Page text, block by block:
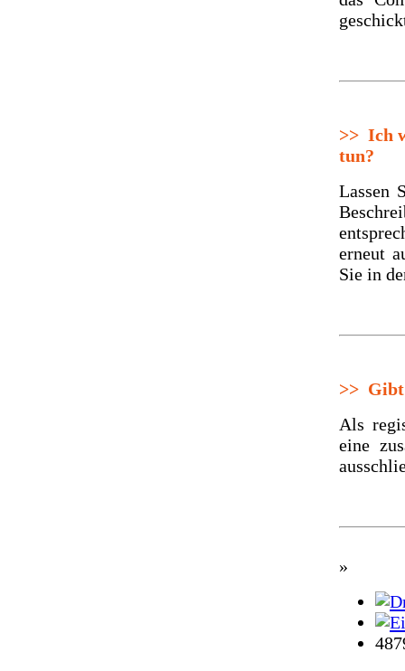
>> Ich
tun?
Lassen
erneut
Sie in
>>
Als
eine
»